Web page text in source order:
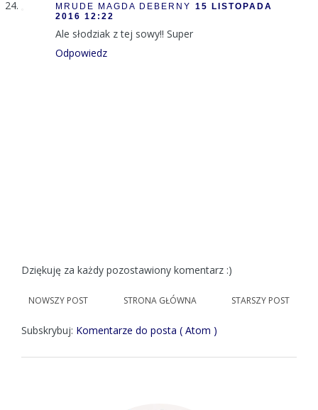
MRUDE MAGDA DEBERNY 15 LISTOPADA
2016 12:22
Ale słodziak z tej sowy!! Super
Odpowiedz
Dziękuję za każdy pozostawiony komentarz :)
NOWSZY POST STARSZY POST
STRONA GŁÓWNA
Subskrybuj: Komentarze do posta ( Atom )